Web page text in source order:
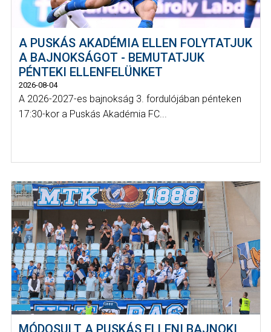
A PUSKÁS AKADÉMIA ELLEN FOLYTATJUK
A BAJNOKSÁGOT - BEMUTATJUK
PÉNTEKI ELLENFELÜNKET
2026-08-04
A 2026-2027-es bajnokság 3. fordulójában pénteken
17:30-kor a Puskás Akadémia FC...